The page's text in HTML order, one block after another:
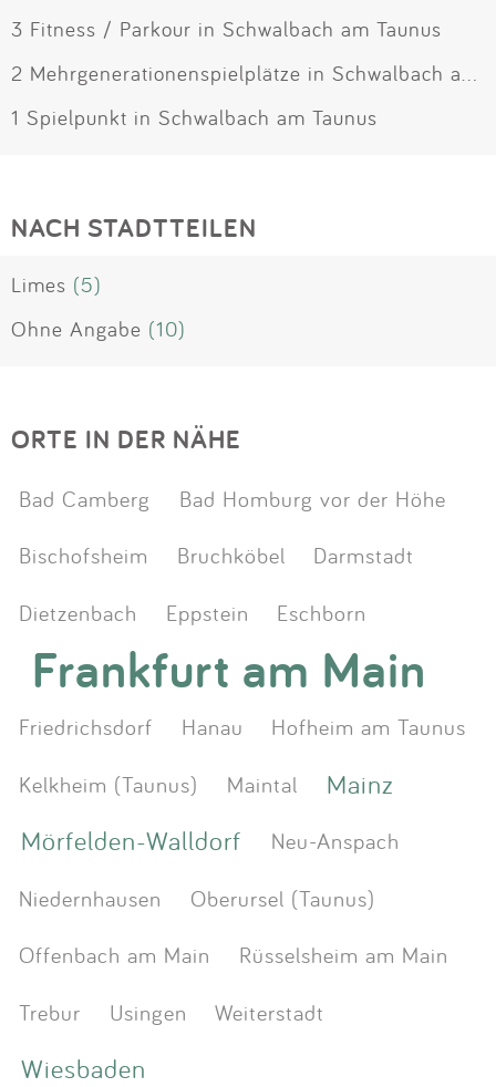
3 Fitness / Parkour in Schwalbach am Taunus
2 Mehrgenerationenspielplätze in Schwalbach am Taunus
1 Spielpunkt in Schwalbach am Taunus
NACH STADTTEILEN
Limes (5)
Ohne Angabe (10)
ORTE IN DER NÄHE
Bad Camberg
Bad Homburg vor der Höhe
Bischofsheim
Bruchköbel
Darmstadt
Dietzenbach
Eppstein Eschborn
Frankfurt am Main
Friedrichsdorf Hanau
Hofheim am Taunus
Kelkheim (Taunus)
Maintal
Mainz
Mörfelden-Walldorf
Neu-Anspach
Niedernhausen
Oberursel (Taunus)
Offenbach am Main
Rüsselsheim am Main
Trebur
Usingen Weiterstadt
Wiesbaden